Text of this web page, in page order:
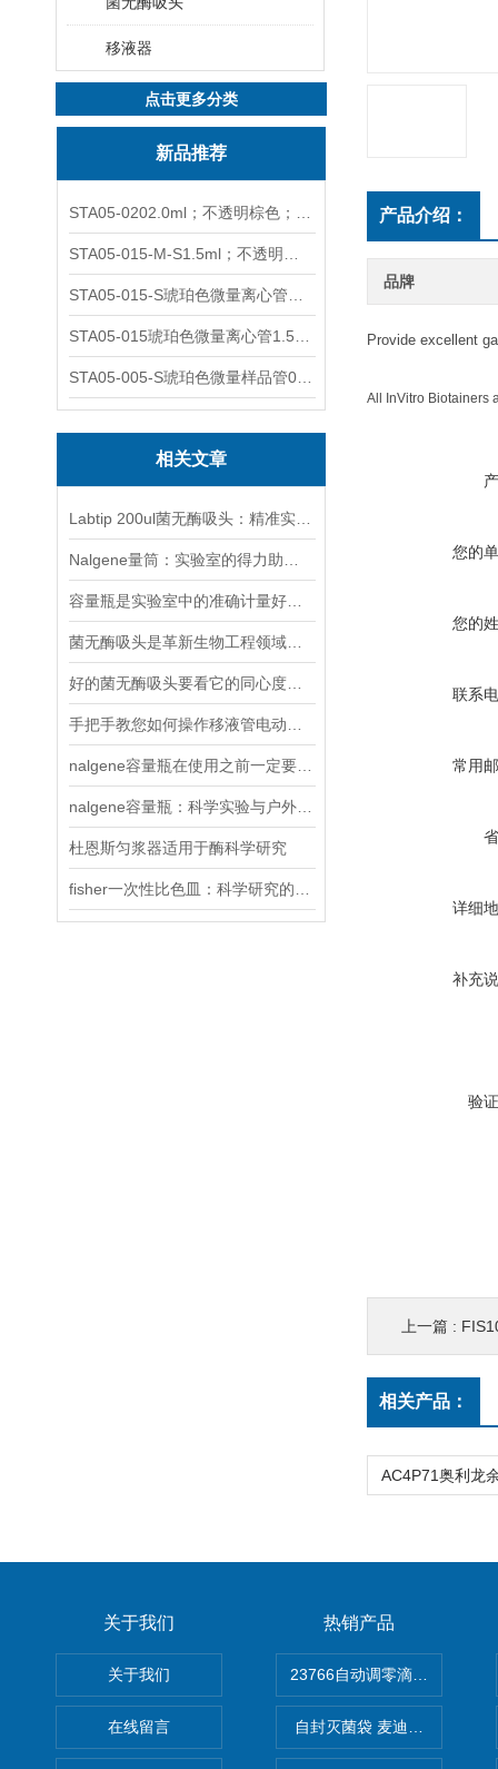
移液器
点击更多分类
新品推荐
相关文章
杜恩斯匀浆器适用于酶科学研究
产品介绍：
品牌
Provide excellent
All InVitro Biotainers
您的
您的
联系
常用
详细
补充
验
上一篇 : FIS10-
相关产品：
关于我们
关于我们
在线留言
热销产品
自封灭菌袋 麦迪康Medicom